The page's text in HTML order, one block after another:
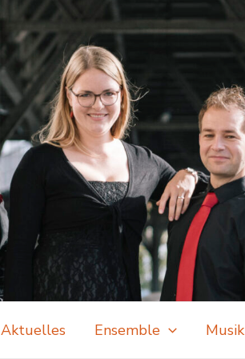
Aktuelles Ensemble Musik